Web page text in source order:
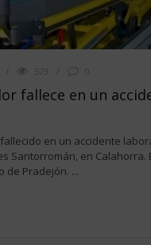
573
fallece en un
en un accidente
Santorromán, en Calahorra.
de Pradejón. ...